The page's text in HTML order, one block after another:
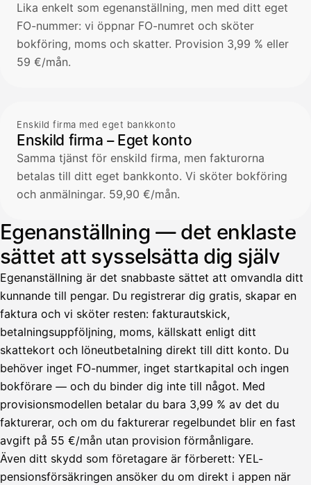
Lika enkelt som egenanställning, men med ditt eget
FO-nummer: vi öppnar FO-numret och sköter
bokföring, moms och skatter. Provision 3,99 % eller
59 €/mån.
Enskild firma med eget bankkonto
Enskild firma – Eget konto
Samma tjänst för enskild firma, men fakturorna
betalas till ditt eget bankkonto. Vi sköter bokföring
och anmälningar. 59,90 €/mån.
Egenanställning — det enklaste
sättet att sysselsätta dig själv
Egenanställning är det snabbaste sättet att omvandla ditt
kunnande till pengar. Du registrerar dig gratis, skapar en
faktura och vi sköter resten: fakturautskick,
betalningsuppföljning, moms, källskatt enligt ditt
skattekort och löneutbetalning direkt till ditt konto. Du
behöver inget FO-nummer, inget startkapital och ingen
bokförare — och du binder dig inte till något. Med
provisionsmodellen betalar du bara 3,99 % av det du
fakturerar, och om du fakturerar regelbundet blir en fast
avgift på 55 €/mån utan provision förmånligare.
Även ditt skydd som företagare är förberett: YEL-
pensionsförsäkringen ansöker du om direkt i appen när